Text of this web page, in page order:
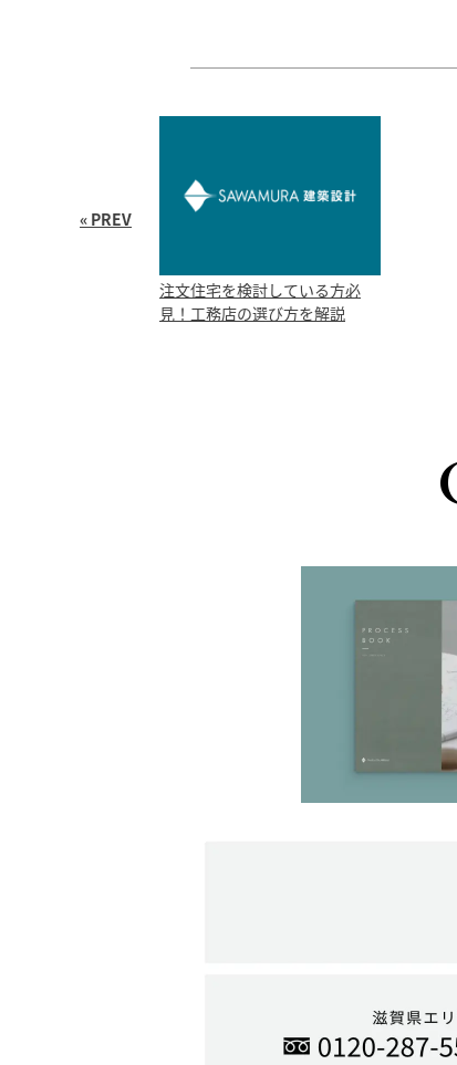
« PREV
注文住宅を検討している方必
見！工務店の選び方を解説